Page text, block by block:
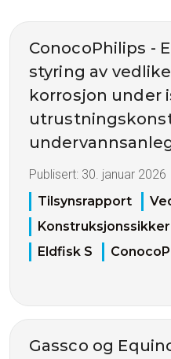
ConocoPhilips -
styring av
korrosjon under
Publisert: 30. januar 2026
Tilsynsrapport
Eldfisk S
Gassco og